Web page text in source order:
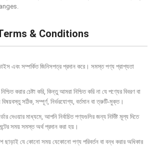
& Conditions
এবং সম্পর্কিত জিনিসপত্র প্রদান করে। সমস্ত পণ্য প্রাপ্যতা
করার চেষ্টা করি, কিন্তু আমরা নিশ্চিত করি না যে পণ্যের বিবরণ বা
সঠিক, সম্পূর্ণ, নির্ভরযোগ্য, বর্তমান বা ত্রুটি-মুক্ত।
দেওয়ার মাধ্যমে, আপনি নির্বাচিত পণ্যগুলির জন্য নির্দিষ্ট মূল্য দিতে
সময় সমস্ত অর্থ প্রদান করা হয়।
ছাড়াই যে কোনো সময় যেকোনো পণ্য পরিবর্তন বা বন্ধ করার অধিকার